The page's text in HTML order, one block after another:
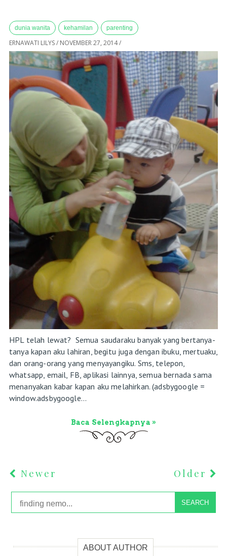
dunia wanita kehamilan parenting
ERNAWATI LILYS/ NOVEMBER 27, 2014/
HPL telah lewat? Semua saudaraku banyak yang bertanya-
tanya kapan aku lahiran, begitu juga dengan ibuku, mertuaku,
dan orang-orang yang menyayangiku. Sms, telepon,
whatsapp, email, FB, aplikasi lainnya, semua bernada sama
menanyakan kabar kapan aku melahirkan. (adsbygoogle =
window.adsbygoogle...
Baca Selengkapnya »
Newer Older
SEARCH
ABOUT AUTHOR